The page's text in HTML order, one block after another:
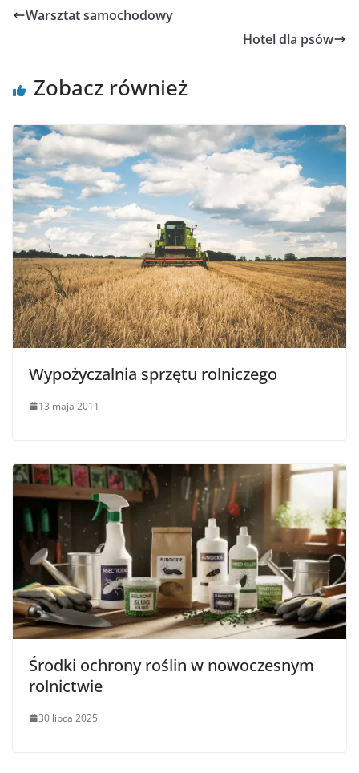
Warsztat samochodowy
Hotel dla psów
Zobacz również
Wypożyczalnia sprzętu rolniczego
13 maja 2011
Środki ochrony roślin w nowoczesnym
rolnictwie
30 lipca 2025